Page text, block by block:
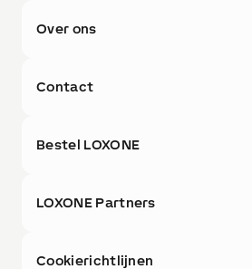
Over ons
Contact
Bestel LOXONE
LOXONE Partners
Cookierichtlijnen